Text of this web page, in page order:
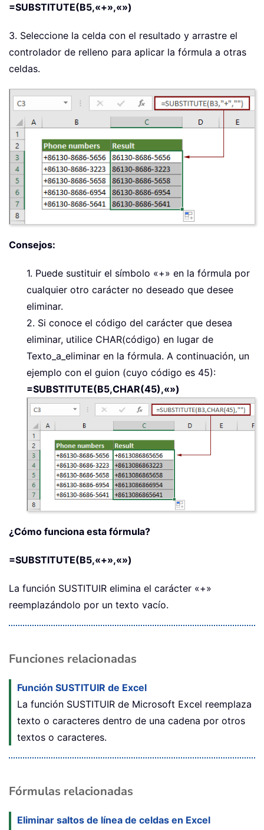
=SUBSTITUTE(B5,«+»,«»)
3. Seleccione la celda con el resultado y arrastre el
controlador de relleno para aplicar la fórmula a otras
celdas.
Consejos:
1. Puede sustituir el símbolo «+» en la fórmula por
cualquier otro carácter no deseado que desee
eliminar.
2. Si conoce el código del carácter que desea
eliminar, utilice CHAR(código) en lugar de
Texto_a_eliminar en la fórmula. A continuación, un
ejemplo con el guion (cuyo código es 45):
=SUBSTITUTE(B5,CHAR(45),«»)
¿Cómo funciona esta fórmula?
=SUBSTITUTE(B5,«+»,«»)
La función SUSTITUIR elimina el carácter «+»
reemplazándolo por un texto vacío.
Funciones relacionadas
Función SUSTITUIR de Excel
La función SUSTITUIR de Microsoft Excel reemplaza
texto o caracteres dentro de una cadena por otros
textos o caracteres.
Fórmulas relacionadas
Eliminar saltos de línea de celdas en Excel